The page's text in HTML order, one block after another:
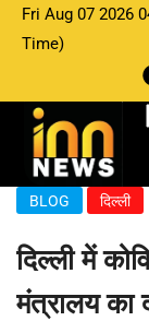
Fri Aug 07 2026
Time)
BLOG दिल्ली
दिल्ली में
मंत्रालय का